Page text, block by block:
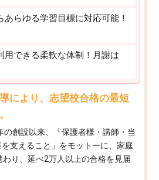
あらゆる学習目標に対応可能！
用できる柔軟な体制！月謝は
により、志望校合格の最短
創設以来、「保護者様・講師・当
支えること」をモットーに、家庭
り、延べ2万人以上の合格を見届